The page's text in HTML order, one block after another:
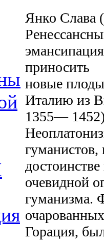
Янко Слава
приносить
новые
Италию из
1355—
гуманистов,
очевидной
гуманизма.
Горация,